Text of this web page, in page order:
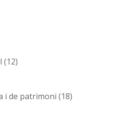
(12)
i de patrimoni (18)